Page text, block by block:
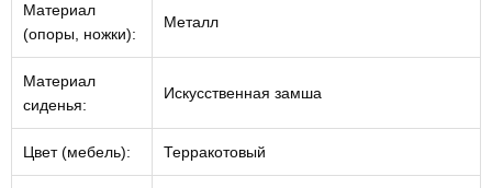
Материал
(опоры, ножки):
Металл
Материал
сиденья:
Искусственная замша
Цвет (мебель): Терракотовый